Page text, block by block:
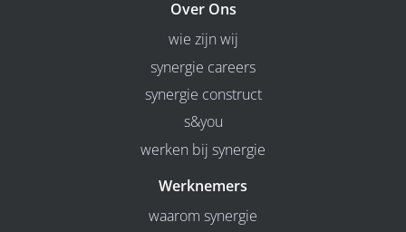
Over Ons
wie zijn wij
synergie careers
synergie construct
s&you
werken bij synergie
Werknemers
waarom synergie